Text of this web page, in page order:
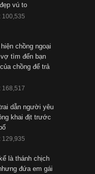
vú to
100,535
chồng ngoại
tìm đến bạn
chồng để trả
168,517
dẫn người yêu
khai địt trước
129,935
là thánh chịch
đứa em gái